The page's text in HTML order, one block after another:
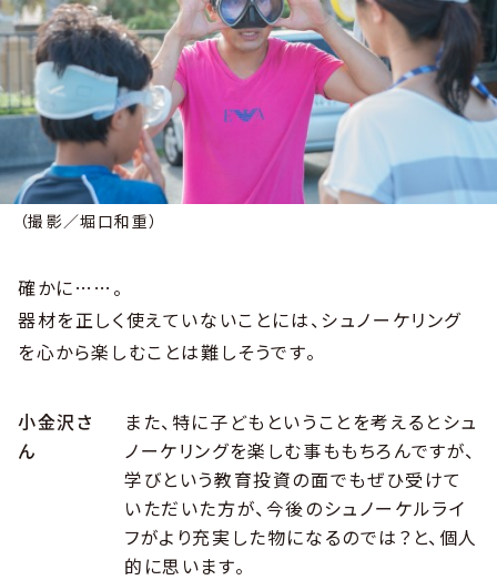
（撮影／堀口和重）
確かに……。
器材を正しく使えていないことには、シュノーケリング
を心から楽しむことは難しそうです。
小金沢さ
ん
また、特に子どもということを考えるとシュ
ノーケリングを楽しむ事ももちろんですが、
学びという教育投資の面でもぜひ受けて
いただいた方が、今後のシュノーケルライ
フがより充実した物になるのでは？と、個人
的に思います。